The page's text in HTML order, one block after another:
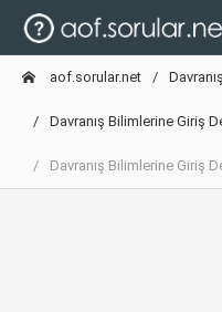
aof.sorular.net
Davranış Bilimlerine Giriş
Davranış Bilimlerine Giriş